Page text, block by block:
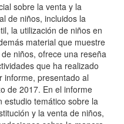
sobre la venta y la
de niños, incluidos la
la utilización de niños en
material que muestre
niños, ofrece una reseña
que ha realizado
informe, presentado al
de 2017. En el informe
estudio temático sobre la
y la venta de niños,